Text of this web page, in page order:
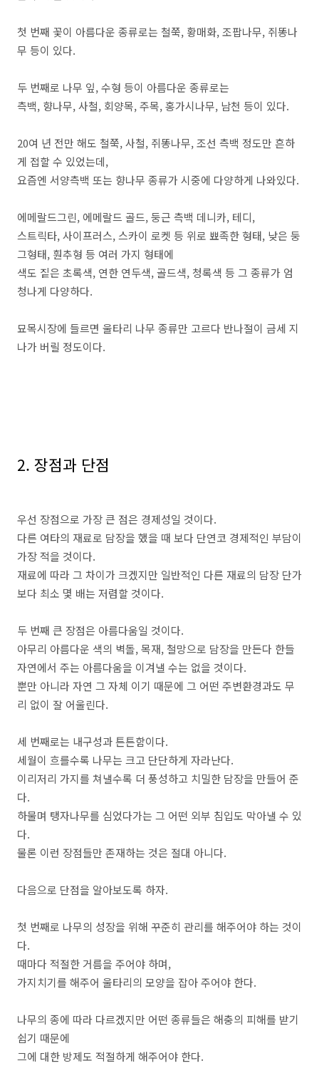
첫 번째 꽃이 아름다운 종류로는 철쭉, 황매화, 조팝나무, 쥐똥나
무 등이 있다.
두 번째로 나무 잎, 수형 등이 아름다운 종류로는
측백, 향나무, 사철, 회양목, 주목, 홍가시나무, 남천 등이 있다.
20여 년 전만 해도 철쭉, 사철, 쥐똥나무, 조선 측백 정도만 흔하
게 접할 수 있었는데,
요즘엔 서양측백 또는 향나무 종류가 시중에 다양하게 나와있다.
에메랄드그린, 에메랄드 골드, 둥근 측백 데니카, 테디,
스트릭타, 사이프러스, 스카이 로켓 등 위로 뾰족한 형태, 낮은 둥
그형태, 훤추형 등 여러 가지 형태에
색도 짙은 초록색, 연한 연두색, 골드색, 청록색 등 그 종류가 엄
청나게 다양하다.
묘목시장에 들르면 울타리 나무 종류만 고르다 반나절이 금세 지
나가 버릴 정도이다.
2. 장점과 단점
우선 장점으로 가장 큰 점은 경제성일 것이다.
다른 여타의 재료로 담장을 했을 때 보다 단연코 경제적인 부담이
가장 적을 것이다.
재료에 따라 그 차이가 크겠지만 일반적인 다른 재료의 담장 단가
보다 최소 몇 배는 저렴할 것이다.
두 번째 큰 장점은 아름다움일 것이다.
아무리 아름다운 색의 벽돌, 목재, 철망으로 담장을 만든다 한들
자연에서 주는 아름다움을 이겨낼 수는 없을 것이다.
뿐만 아니라 자연 그 자체 이기 때문에 그 어떤 주변환경과도 무
리 없이 잘 어울린다.
세 번째로는 내구성과 튼튼함이다.
세월이 흐를수록 나무는 크고 단단하게 자라난다.
이리저리 가지를 쳐낼수록 더 풍성하고 치밀한 담장을 만들어 준
다.
하물며 탱자나무를 심었다가는 그 어떤 외부 침입도 막아낼 수 있
다.
물론 이런 장점들만 존재하는 것은 절대 아니다.
다음으로 단점을 알아보도록 하자.
첫 번째로 나무의 성장을 위해 꾸준히 관리를 해주어야 하는 것이
다.
때마다 적절한 거름을 주어야 하며,
가지치기를 해주어 울타리의 모양을 잡아 주어야 한다.
나무의 종에 따라 다르겠지만 어떤 종류들은 해충의 피해를 받기
쉽기 때문에
그에 대한 방제도 적절하게 해주어야 한다.